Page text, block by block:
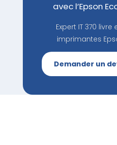
avec l’Epson
Expert IT 370
imprimantes
Demander un